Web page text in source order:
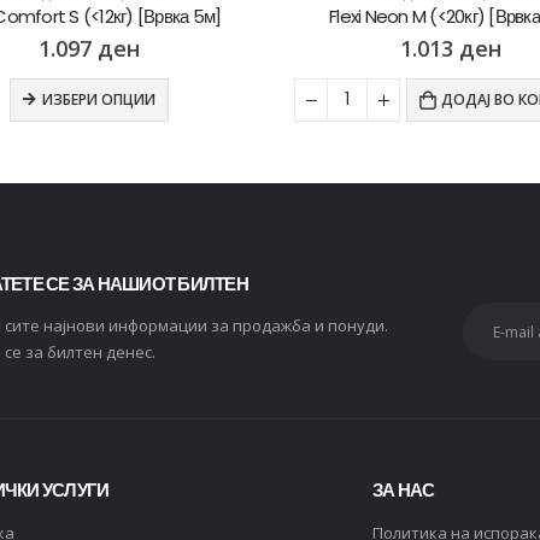
Neon M (<20кг) [Врвка 5м]
1.013 ден
ДОДАЈ ВО КОШНИЦА
Flexi Classic XS (<8кг)
682ден
ИЗБЕРИ ОПЦИИ
СЕ ЗА НАШИОТ БИЛТЕН
сите најнови информации за продажба и понуди.
за билтен денес.
УСЛУГИ ЗА НАС
Политика на